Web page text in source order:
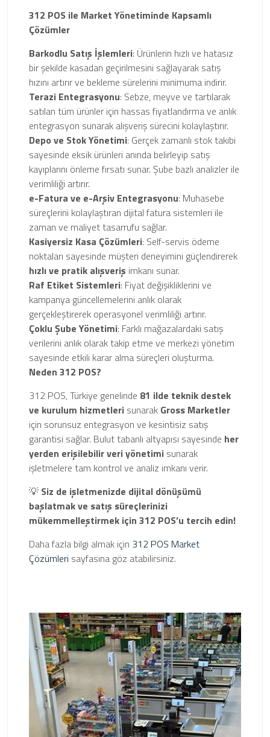
312 POS ile Market Yönetiminde Kapsamlı
Çözümler
Barkodlu Satış İşlemleri: Ürünlerin hızlı ve hatasız
bir şekilde kasadan geçirilmesini sağlayarak satış
hızını artırır ve bekleme sürelerini minimuma indirir.
Terazi Entegrasyonu: Sebze, meyve ve tartılarak
satılan tüm ürünler için hassas fiyatlandırma ve anlık
entegrasyon sunarak alışveriş sürecini kolaylaştırır.
Depo ve Stok Yönetimi: Gerçek zamanlı stok takibi
sayesinde eksik ürünleri anında belirleyip satış
kayıplarını önleme fırsatı sunar. Şube bazlı analizler ile
verimliliği artırır.
e-Fatura ve e-Arşiv Entegrasyonu: Muhasebe
süreçlerini kolaylaştıran dijital fatura sistemleri ile
zaman ve maliyet tasarrufu sağlar.
Kasiyersiz Kasa Çözümleri: Self-servis ödeme
noktaları sayesinde müşteri deneyimini güçlendirerek
hızlı ve pratik alışveriş imkanı sunar.
Raf Etiket Sistemleri: Fiyat değişikliklerini ve
kampanya güncellemelerini anlık olarak
gerçekleştirerek operasyonel verimliliği artırır.
Çoklu Şube Yönetimi: Farklı mağazalardaki satış
verilerini anlık olarak takip etme ve merkezi yönetim
sayesinde etkili karar alma süreçleri oluşturma.
Neden 312 POS?
312 POS, Türkiye genelinde 81 ilde teknik destek
ve kurulum hizmetleri sunarak Gross Marketler
için sorunsuz entegrasyon ve kesintisiz satış
garantisi sağlar. Bulut tabanlı altyapısı sayesinde her
yerden erişilebilir veri yönetimi sunarak
işletmelere tam kontrol ve analiz imkanı verir.
💡 Siz de işletmenizde dijital dönüşümü
başlatmak ve satış süreçlerinizi
mükemmelleştirmek için 312 POS’u tercih edin!
Daha fazla bilgi almak için 312 POS Market
Çözümleri sayfasına göz atabilirsiniz.